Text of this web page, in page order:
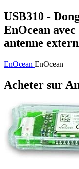
USB310 -
EnOcean
antenne
EnOcean EnOcean
Acheter sur